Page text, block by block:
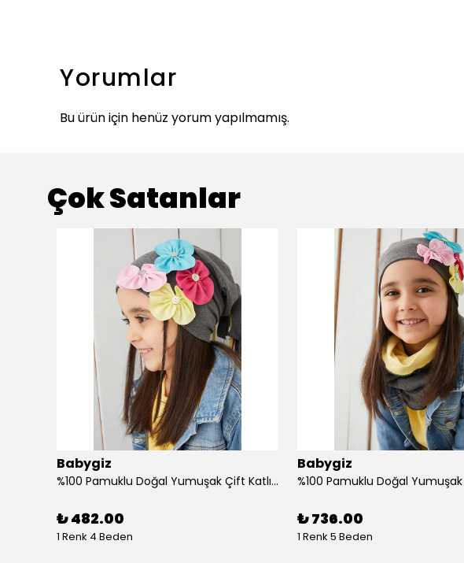
Yorumlar
Bu ürün için henüz yorum yapılmamış.
Çok Satanlar
Babygiz
%100 Pamuklu Doğal Yumuşak Çift Katlı Penye Füme Çiçekli Kız Çocuk Bebek Şapka Bere
₺ 482.00
1 Renk 4 Beden
Babygiz
₺ 736.00
1 Renk 5 Beden